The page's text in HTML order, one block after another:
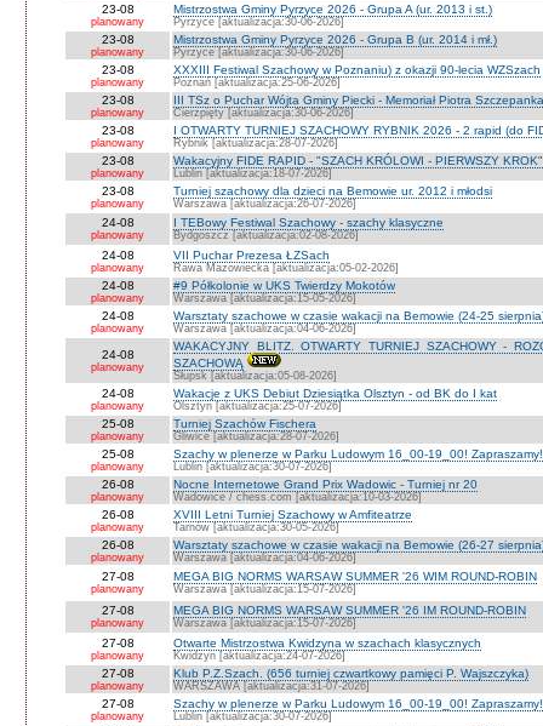
23-08
planowany
Mistrzostwa Gminy Pyrzyce 2026 - Grupa A (ur. 2013 i st.)
Pyrzyce [aktualizacja:30-06-2026]
23-08
planowany
Mistrzostwa Gminy Pyrzyce 2026 - Grupa B (ur. 2014 i mł.)
Pyrzyce [aktualizacja:30-06-2026]
23-08
planowany
XXXIII Festiwal Szachowy w Poznaniu) z okazji 90-lecia WZSzach
Poznań [aktualizacja:25-06-2026]
23-08
planowany
III TSz o Puchar Wójta Gminy Piecki - Memoriał Piotra
Cierzpięty [aktualizacja:30-06-2026]
23-08
planowany
I OTWARTY TURNIEJ SZACHOWY RYBNIK 2026 - 2 rapid (do
Rybnik [aktualizacja:28-07-2026]
23-08
planowany
Wakacyjny FIDE RAPID - "SZACH KRÓLOWI - PIERWSZY
Lublin [aktualizacja:18-07-2026]
23-08
planowany
Turniej szachowy dla dzieci na Bemowie ur. 2012 i młodsi
Warszawa [aktualizacja:26-07-2026]
24-08
planowany
I TEBowy Festiwal Szachowy - szachy klasyczne
Bydgoszcz [aktualizacja:02-08-2026]
24-08
planowany
VII Puchar Prezesa ŁZSach
Rawa Mazowiecka [aktualizacja:05-02-2026]
24-08
planowany
#9 Półkolonie w UKS Twierdzy Mokotów
Warszawa [aktualizacja:15-05-2026]
24-08
planowany
Warsztaty szachowe w czasie wakacji na Bemowie (24-25
Warszawa [aktualizacja:04-06-2026]
24-08
planowany
WAKACYJNY BLITZ. OTWARTY TURNIEJ SZACHOWY -
SZACHOWĄ
Słupsk [aktualizacja:05-08-2026]
24-08
planowany
Wakacje z UKS Debiut Dziesiątka Olsztyn - od BK do I kat
Olsztyn [aktualizacja:25-07-2026]
25-08
planowany
Turniej Szachów Fischera
Gliwice [aktualizacja:28-07-2026]
25-08
planowany
Szachy w plenerze w Parku Ludowym 16_00-19_00! Zapraszamy!
Lublin [aktualizacja:30-07-2026]
26-08
planowany
Nocne Internetowe Grand Prix Wadowic - Turniej nr 20
Wadowice / chess.com [aktualizacja:10-03-2026]
26-08
planowany
XVIII Letni Turniej Szachowy w Amfiteatrze
Tarnów [aktualizacja:30-05-2026]
26-08
planowany
Warsztaty szachowe w czasie wakacji na Bemowie (26-27
Warszawa [aktualizacja:04-06-2026]
27-08
planowany
MEGA BIG NORMS WARSAW SUMMER '26 WIM ROUND-ROBIN
Warszawa [aktualizacja:15-07-2026]
27-08
planowany
MEGA BIG NORMS WARSAW SUMMER '26 IM ROUND-ROBIN
Warszawa [aktualizacja:15-07-2026]
27-08
planowany
Otwarte Mistrzostwa Kwidzyna w szachach klasycznych
Kwidzyn [aktualizacja:24-07-2026]
27-08
planowany
Klub P.Z.Szach. (656 turniej czwartkowy pamięci P. Wajszczyka)
WARSZAWA [aktualizacja:31-07-2026]
27-08
planowany
Szachy w plenerze w Parku Ludowym 16_00-19_00! Zapraszamy!
Lublin [aktualizacja:30-07-2026]